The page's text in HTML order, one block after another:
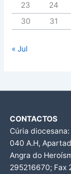
23
24
30
31
« Jul
CONTACTOS
Cúria
040 A.H,
Angra do
295216670; Fax